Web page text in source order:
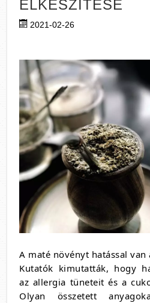
ELKÉSZÍTÉSE
2021-02-26
A maté növényt hatással van
Kutatók kimutatták, hogy
az allergia tüneteit és a
Olyan összetett